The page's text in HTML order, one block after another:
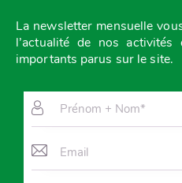
La newsletter mensuelle
l’actualité de nos
importants parus sur le site.